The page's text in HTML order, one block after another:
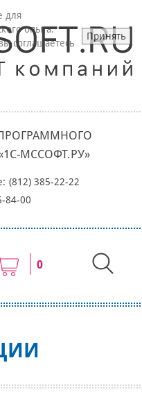
МССОФТ.РУ»
(812) 385-22-22
84-00
0
для
опыта.
соглашаетесь
Принять